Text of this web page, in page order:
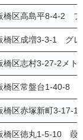
橋区高島平8-4-2
橋区成増3-3-1 グ
橋区志村3-27-2メ
橋区常盤台1-40-8
橋区赤塚新町3-
橋区徳丸1-5-10